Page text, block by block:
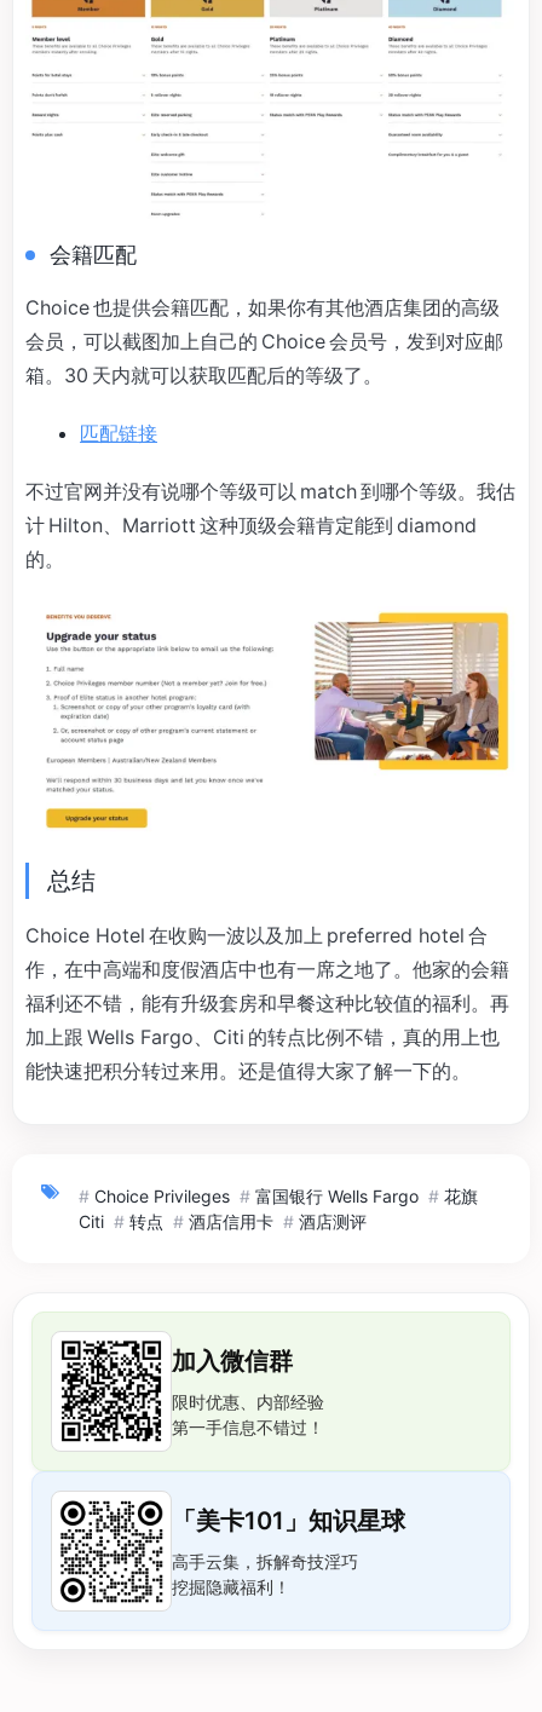
会籍匹配
Choice 也提供会籍匹配，如果你有其他酒店集团的高级
会员，可以截图加上自己的 Choice 会员号，发到对应邮
箱。30 天内就可以获取匹配后的等级了。
匹配链接
不过官网并没有说哪个等级可以 match 到哪个等级。我估
计 Hilton、Marriott 这种顶级会籍肯定能到 diamond
的。
总结
Choice Hotel 在收购一波以及加上 preferred hotel 合
作，在中高端和度假酒店中也有一席之地了。他家的会籍
福利还不错，能有升级套房和早餐这种比较值的福利。再
加上跟 Wells Fargo、Citi 的转点比例不错，真的用上也
能快速把积分转过来用。还是值得大家了解一下的。
# Choice Privileges # 富国银行 Wells Fargo # 花旗
Citi # 转点 # 酒店信用卡 # 酒店测评
加入微信群
限时优惠、内部经验
第一手信息不错过！
「美卡101」知识星球
高手云集，拆解奇技淫巧
挖掘隐藏福利！